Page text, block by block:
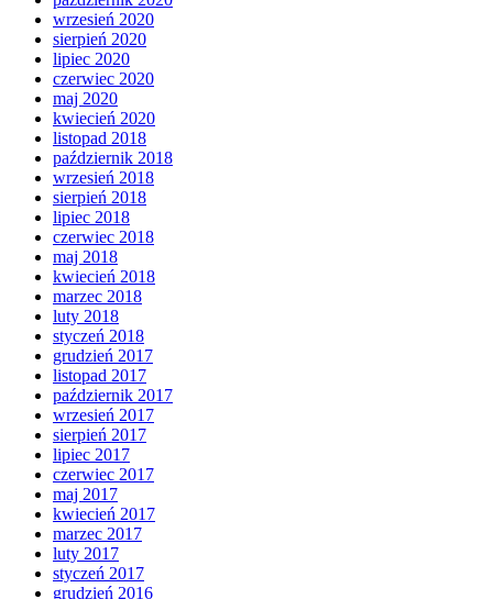
wrzesień 2020
sierpień 2020
lipiec 2020
czerwiec 2020
maj 2020
kwiecień 2020
listopad 2018
październik 2018
wrzesień 2018
sierpień 2018
lipiec 2018
czerwiec 2018
maj 2018
kwiecień 2018
marzec 2018
luty 2018
styczeń 2018
grudzień 2017
listopad 2017
październik 2017
wrzesień 2017
sierpień 2017
lipiec 2017
czerwiec 2017
maj 2017
kwiecień 2017
marzec 2017
luty 2017
styczeń 2017
grudzień 2016